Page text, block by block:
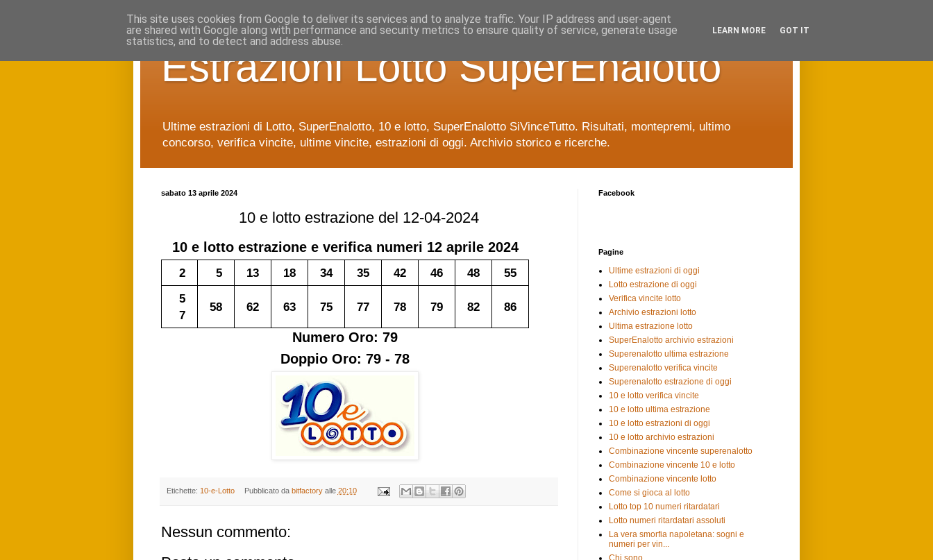
Estrazioni Lotto SuperEnalotto
Ultime estrazioni di Lotto, SuperEnalotto, 10 e lotto, SuperEnalotto SiVinceTutto. Risultati, montepremi, ultimo
concorso, verifica vincite, ultime vincite, estrazioni di oggi. Archivio storico e ricerche.
sabato 13 aprile 2024
10 e lotto estrazione del 12-04-2024
10 e lottoestrazione e verifica numeri 12 aprile 2024
2 5 13 18 34 35 42 46 48
55
5
7
58 62 63 75 77 78 79 82 86
Numero Oro: 79
Doppio Oro: 79 - 78
Etichette: 10-e-Lotto Pubblicato da bitfactory alle 20:10
Nessun commento:
Facebook
Pagine
Ultime estrazioni di oggi
Lotto estrazione di oggi
Verifica vincite lotto
Archivio estrazioni lotto
Ultima estrazione lotto
SuperEnalotto archivio estrazioni
Superenalotto ultima estrazione
Superenalotto verifica vincite
Superenalotto estrazione di oggi
10 e lotto verifica vincite
10 e lotto ultima estrazione
10 e lotto estrazioni di oggi
10 e lotto archivio estrazioni
Combinazione vincente superenalotto
Combinazione vincente 10 e lotto
Combinazione vincente lotto
Come si gioca al lotto
Lotto top 10 numeri ritardatari
Lotto numeri ritardatari assoluti
La vera smorfia napoletana: sogni e
numeri per vin...
This site uses cookies from Google to deliver its services and to analyze traffic. Your IP address and user-agent
are shared with Google along with performance and security metrics to ensure quality of service, generate usage
statistics, and to detect and address abuse.
LEARN MORE GOT IT